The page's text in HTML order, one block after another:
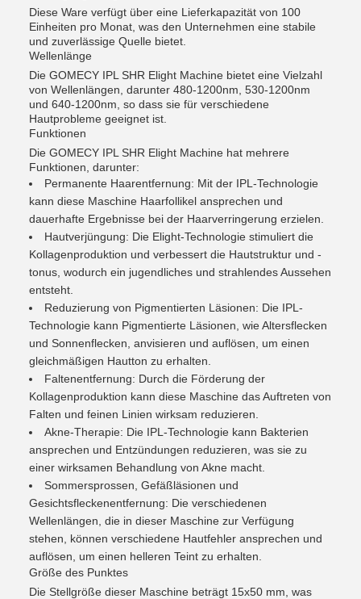
Diese Ware verfügt über eine Lieferkapazität von 100
Einheiten pro Monat, was den Unternehmen eine stabile
und zuverlässige Quelle bietet.
Wellenlänge
Die GOMECY IPL SHR Elight Machine bietet eine Vielzahl
von Wellenlängen, darunter 480-1200nm, 530-1200nm
und 640-1200nm, so dass sie für verschiedene
Hautprobleme geeignet ist.
Funktionen
Die GOMECY IPL SHR Elight Machine hat mehrere
Funktionen, darunter:
Permanente Haarentfernung: Mit der IPL-Technologie
kann diese Maschine Haarfollikel ansprechen und
dauerhafte Ergebnisse bei der Haarverringerung erzielen.
Hautverjüngung: Die Elight-Technologie stimuliert die
Kollagenproduktion und verbessert die Hautstruktur und -
tonus, wodurch ein jugendliches und strahlendes Aussehen
entsteht.
Reduzierung von Pigmentierten Läsionen: Die IPL-
Technologie kann Pigmentierte Läsionen, wie Altersflecken
und Sonnenflecken, anvisieren und auflösen, um einen
gleichmäßigen Hautton zu erhalten.
Faltenentfernung: Durch die Förderung der
Kollagenproduktion kann diese Maschine das Auftreten von
Falten und feinen Linien wirksam reduzieren.
Akne-Therapie: Die IPL-Technologie kann Bakterien
ansprechen und Entzündungen reduzieren, was sie zu
einer wirksamen Behandlung von Akne macht.
Sommersprossen, Gefäßläsionen und
Gesichtsfleckenentfernung: Die verschiedenen
Wellenlängen, die in dieser Maschine zur Verfügung
stehen, können verschiedene Hautfehler ansprechen und
auflösen, um einen helleren Teint zu erhalten.
Größe des Punktes
Die Stellgröße dieser Maschine beträgt 15x50 mm, was